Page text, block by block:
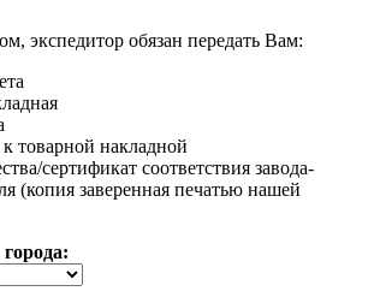
экспедитор обязан передать Вам:
товарной накладной
сертификат соответствия завода-
(копия заверенная печатью нашей